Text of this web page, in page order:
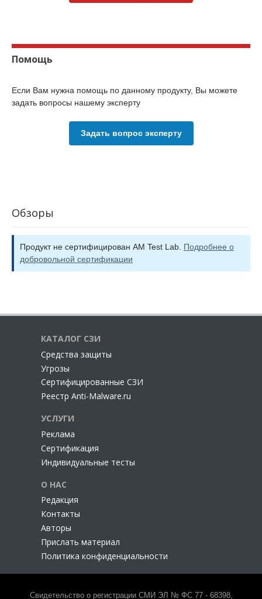
Помощь
Если Вам нужна помощь по данному продукту, Вы можете
задать вопросы нашему эксперту
Задать вопрос эксперту
Обзоры
Продукт не сертифицирован AM Test Lab. Подробнее о
добровольной сертификации
КАТАЛОГ СЗИ
Cредства защиты
Угрозы
Сертифицированные СЗИ
Реестр Anti-Malware.ru
УСЛУГИ
Реклама
Сертификация
Индивидуальные тесты
О НАС
Редакция
Контакты
Авторы
Прислать материал
Политика конфиденциальности
Свидетельство о регистрации СМИ ЭЛ № ФС 77 - 68398,